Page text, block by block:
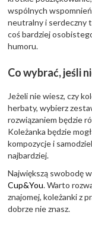
wspólnych
neutralny i serdeczny
coś bardziej
humoru.
Co wybrać, jeśli
Jeżeli nie wiesz, czy
herbaty, wybierz
rozwiązaniem będzie
Koleżanka będzie
kompozycje i
najbardziej.
Największą swobodę
Cup&You. Warto
znajomej, koleżanki z
dobrze nie znasz.